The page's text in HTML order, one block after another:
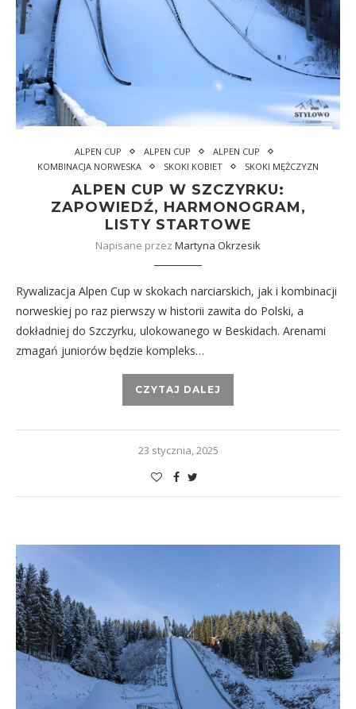
ALPEN CUP ALPEN CUP
ALPEN CUP
KOMBINACJA NORWESKA
SKOKI KOBIET SKOKI MĘŻCZYZN
ALPEN CUP W SZCZYRKU:
ZAPOWIEDŹ, HARMONOGRAM,
LISTY STARTOWE
Napisane przez Martyna Okrzesik
Rywalizacja Alpen Cup w skokach narciarskich, jak i kombinacji
norweskiej po raz pierwszy w historii zawita do Polski, a
dokładniej do Szczyrku, ulokowanego w Beskidach. Arenami
zmagań juniorów będzie kompleks…
CZYTAJ DALEJ
23 stycznia, 2025